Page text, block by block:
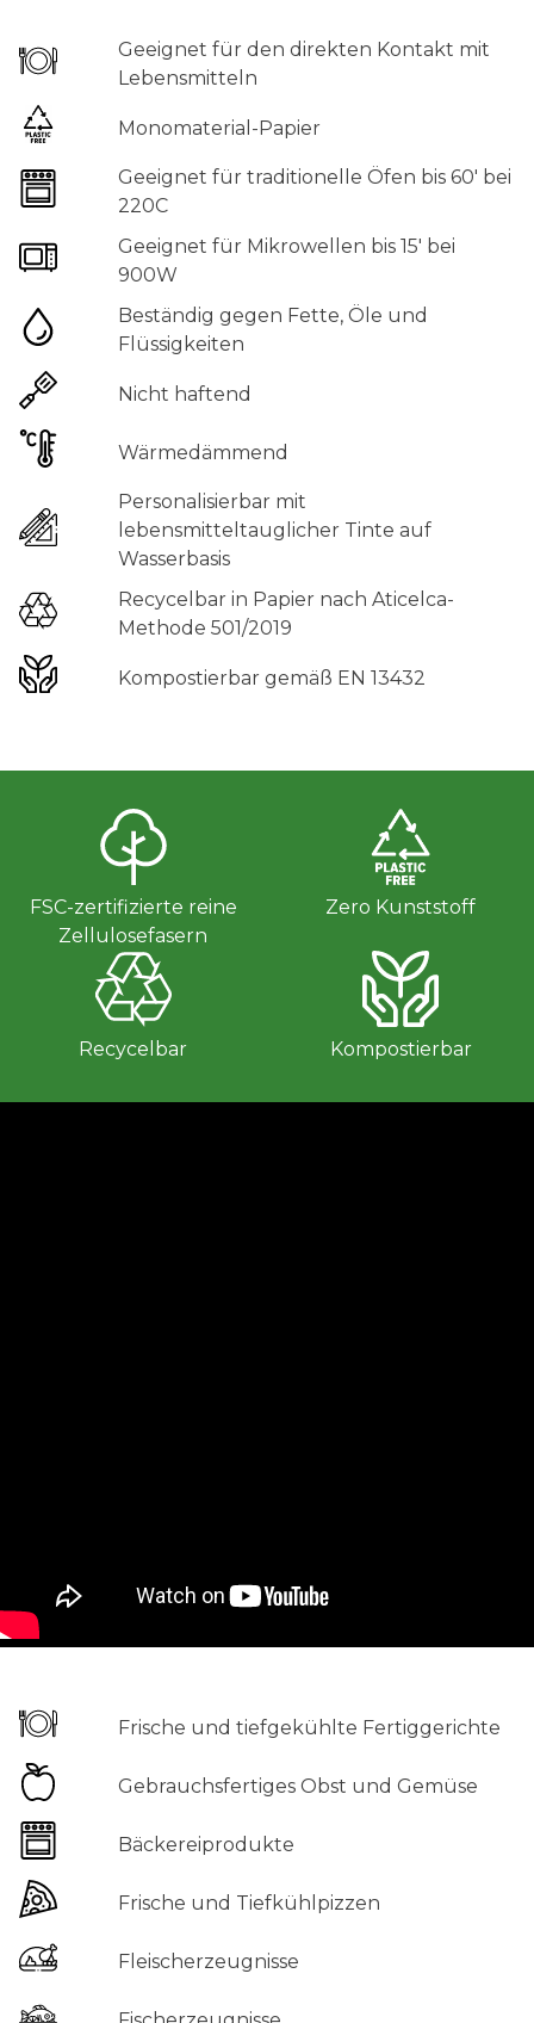
Geeignet für den direkten Kontakt mit
Lebensmitteln
Monomaterial-Papier
Geeignet für traditionelle Öfen bis 60′ bei
220C
Geeignet für Mikrowellen bis 15′ bei
900W
Beständig gegen Fette, Öle und
Flüssigkeiten
Nicht haftend
Wärmedämmend
Personalisierbar mit
lebensmitteltauglicher Tinte auf
Wasserbasis
Recycelbar in Papier nach Aticelca-
Methode 501/2019
Kompostierbar gemäß EN 13432
FSC-zertifizierte reine
Zellulosefasern
Zero Kunststoff
Recycelbar Kompostierbar
Frische und tiefgekühlte Fertiggerichte
Gebrauchsfertiges Obst und Gemüse
Bäckereiprodukte
Frische und Tiefkühlpizzen
Fleischerzeugnisse